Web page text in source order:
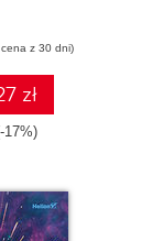
z 30 dni)
zł
17%)